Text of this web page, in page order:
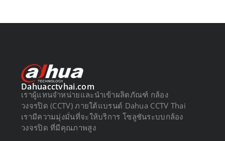
Dahuacctvhai.com
เราผู้แทนจำหน่ายและนำเข้าผลิตภัณฑ์ กล้อง
วงจรปิด (CCTV) ภายใต้แบรนด์ Dahua CCTV Thai
เรามีความมุ่งมั่นที่จะให้บริการ โซลูชันระบบกล้อง
วงจรปิด ที่มีคุณภาพสูง